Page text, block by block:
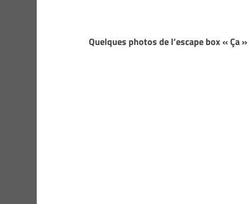
Quelques photos de l’escape box « Ça »